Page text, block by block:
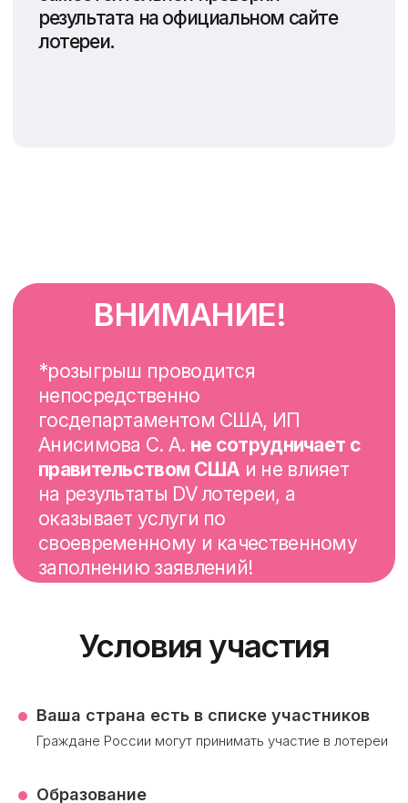
Ваша страна есть в списке участников
Граждане России могут принимать участие в лотереи
Образование
Заполнить опросный лист
оплаты услуги
Частые вопросы